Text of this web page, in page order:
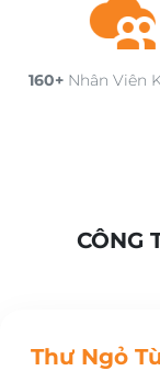
160+ Nhân Viên
CÔNG
Thư Ngỏ